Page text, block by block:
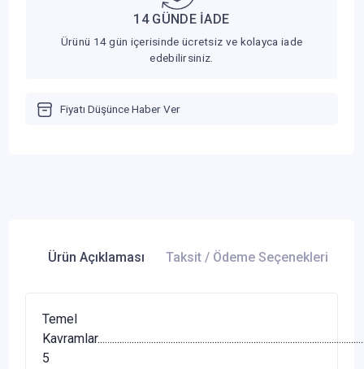
14 GÜNDE İADE
Ürünü 14 gün içerisinde ücretsiz ve kolayca iade
edebilirsiniz.
Fiyatı Düşünce Haber Ver
Ürün Açıklaması Taksit / Ödeme Seçenekleri
Temel
5